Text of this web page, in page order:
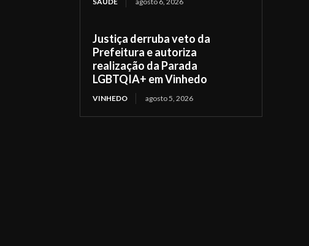
Justiça derruba veto da
Prefeitura e autoriza
realização da Parada
LGBTQIA+ em Vinhedo
VINHEDO agosto 5, 2026